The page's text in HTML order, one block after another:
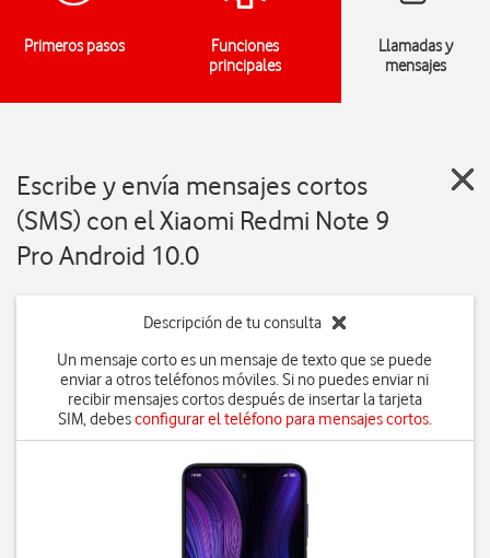
Primeros pasos
Funciones
principales
Llamadas y
mensajes
Escribe y envía mensajes cortos
(SMS) con el Xiaomi Redmi Note 9
Pro Android 10.0
Descripción de tu consulta
Un mensaje corto es un mensaje de texto que se puede
enviar a otros teléfonos móviles. Si no puedes enviar ni
recibir mensajes cortos después de insertar la tarjeta
SIM, debesconfigurar el teléfono para mensajes cortos.